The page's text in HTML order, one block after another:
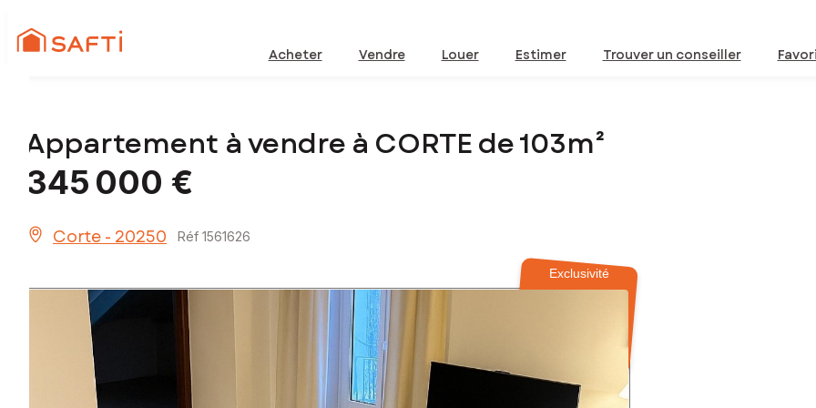
Acheter Vendre Louer Estimer Trouver un conseiller
Appartement à vendre à CORTE de 103m²
345 000 €
Corte - 20250 Réf 1561626
Exclusivité